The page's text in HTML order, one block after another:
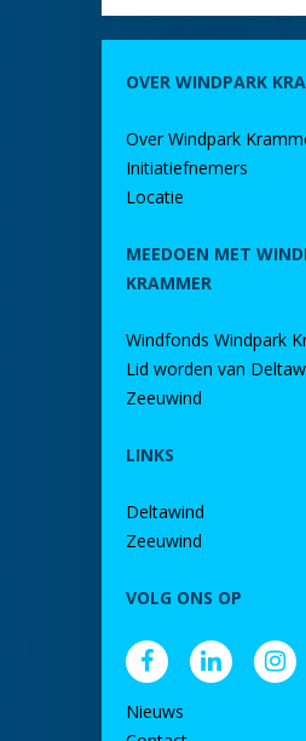
OVER WINDPARK
Over Windpark
Initiatiefnemers
Locatie
MEEDOEN MET
KRAMMER
Windfonds Windpark
Lid worden van
Zeeuwind
LINKS
Deltawind
Zeeuwind
VOLG ONS OP
Nieuws